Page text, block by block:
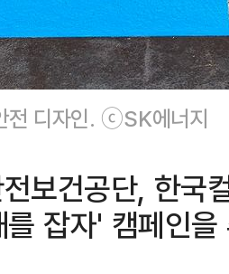
전 디자인. ⓒSK에너지
보건공단, 한국
잡자' 캠페인